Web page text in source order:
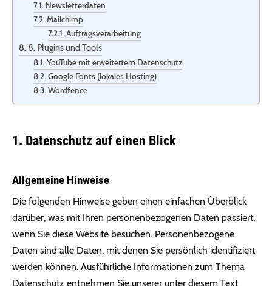
Newsletter­daten
Mailchimp
Auftragsverarbeitung
8. Plugins und Tools
YouTube mit erweitertem Datenschutz
Google Fonts (lokales Hosting)
Wordfence
1. Datenschutz auf einen Blick
Allgemeine Hinweise
Die folgenden Hinweise geben einen einfachen Überblick
darüber, was mit Ihren personenbezogenen Daten passiert,
wenn Sie diese Website besuchen. Personenbezogene
Daten sind alle Daten, mit denen Sie persönlich identifiziert
werden können. Ausführliche Informationen zum Thema
Datenschutz entnehmen Sie unserer unter diesem Text